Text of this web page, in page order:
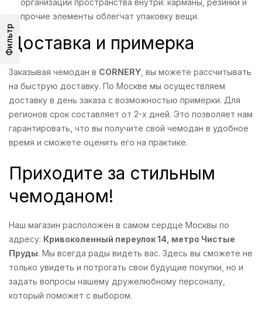
Фильтр
организации пространства внутри: карманы, резинки и
прочие элементы облегчат упаковку вещи.
Доставка и примерка
Заказывая чемодан в CORNERY , вы можете рассчитывать
на быструю доставку. По Москве мы осуществляем
доставку в день заказа с возможностью примерки. Для
регионов срок составляет от 2-х дней. Это позволяет нам
гарантировать, что вы получите свой чемодан в удобное
время и сможете оценить его на практике.
Приходите за стильным
чемоданом!
Наш магазин расположен в самом сердце Москвы по
адресу: Кривоколенный переулок 14, метро Чистые
Пруды. Мы всегда рады видеть вас. Здесь вы сможете не
только увидеть и потрогать свои будущие покупки, но и
задать вопросы нашему дружелюбному персоналу,
который поможет с выбором.